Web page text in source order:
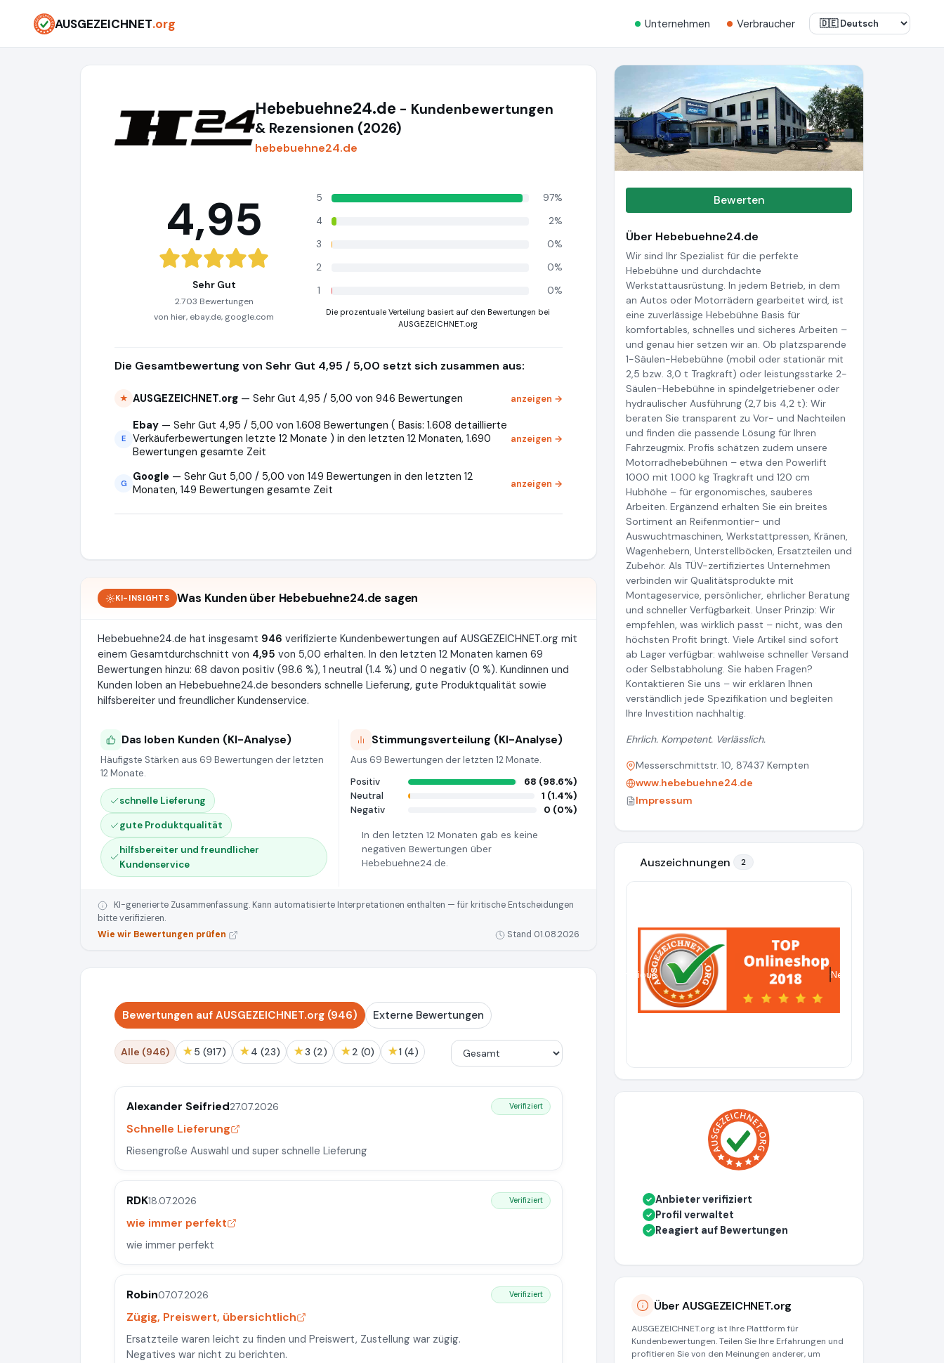
AUSGEZEICHNET.org Unternehmen Verbraucher
Hebebuehne24.de - Kundenbewertungen
& Rezensionen (2026)
hebebuehne24.de
4,95
Sehr Gut
2.703 Bewertungen
von hier, ebay.de, google.com
5
97%
4
2%
3
0%
2
0%
1
0%
Die prozentuale Verteilung basiert auf den Bewertungen bei
AUSGEZEICHNET.org
Die Gesamtbewertung von Sehr Gut 4,95 / 5,00 setzt sich zusammen aus:
★ AUSGEZEICHNET.org — Sehr Gut 4,95 / 5,00 von 946 Bewertungen anzeigen →
E
Ebay — Sehr Gut 4,95 / 5,00 von 1.608 Bewertungen ( Basis: 1.608 detaillierte
Verkäuferbewertungen letzte 12 Monate ) in den letzten 12 Monaten, 1.690
Bewertungen gesamte Zeit
anzeigen →
G Google — Sehr Gut 5,00 / 5,00 von 149 Bewertungen in den letzten 12
Monaten, 149 Bewertungen gesamte Zeit
anzeigen →
KI-INSIGHTS Was Kunden über Hebebuehne24.de sagen
Hebebuehne24.de hat insgesamt 946 verifizierte Kundenbewertungen auf AUSGEZEICHNET.org mit
einem Gesamtdurchschnitt von 4,95 von 5,00 erhalten. In den letzten 12 Monaten kamen 69
Bewertungen hinzu: 68 davon positiv (98.6 %), 1 neutral (1.4 %) und 0 negativ (0 %). Kundinnen und
Kunden loben an Hebebuehne24.de besonders schnelle Lieferung, gute Produktqualität sowie
hilfsbereiter und freundlicher Kundenservice.
Das loben Kunden (KI-Analyse)
Häufigste Stärken aus 69 Bewertungen der letzten
12 Monate.
schnelle Lieferung
gute Produktqualität
hilfsbereiter und freundlicher
Kundenservice
Stimmungsverteilung (KI-Analyse)
Aus 69 Bewertungen der letzten 12 Monate.
Positiv
68 (98.6%)
Neutral
1 (1.4%)
Negativ
0 (0%)
In den letzten 12 Monaten gab es keine
negativen Bewertungen über
Hebebuehne24.de.
KI-generierte Zusammenfassung. Kann automatisierte Interpretationen enthalten — für kritische Entscheidungen
bitte verifizieren.
Wie wir Bewertungen prüfen
Stand 01.08.2026
Bewertungen auf AUSGEZEICHNET.org (946) Externe Bewertungen
Alle (946) ★ 5 (917) ★ 4 (23) ★ 3 (2) ★ 2 (0) ★ 1 (4)
Alexander Seifried27.07.2026 Verifiziert
Schnelle Lieferung
Riesengroße Auswahl und super schnelle Lieferung
RDK18.07.2026 Verifiziert
wie immer perfekt
wie immer perfekt
Robin07.07.2026 Verifiziert
Zügig, Preiswert, übersichtlich
Ersatzteile waren leicht zu finden und Preiswert, Zustellung war zügig.
Negatives war nicht zu berichten.
Bewerten
Über Hebebuehne24.de
Wir sind Ihr Spezialist für die perfekte
Hebebühne und durchdachte
Werkstattausrüstung. In jedem Betrieb, in dem
an Autos oder Motorrädern gearbeitet wird, ist
eine zuverlässige Hebebühne Basis für
komfortables, schnelles und sicheres Arbeiten –
und genau hier setzen wir an. Ob platzsparende
1-Säulen-Hebebühne (mobil oder stationär mit
2,5 bzw. 3,0 t Tragkraft) oder leistungsstarke 2-
Säulen-Hebebühne in spindelgetriebener oder
hydraulischer Ausführung (2,7 bis 4,2 t): Wir
beraten Sie transparent zu Vor- und Nachteilen
und finden die passende Lösung für Ihren
Fahrzeugmix. Profis schätzen zudem unsere
Motorradhebebühnen – etwa den Powerlift
1000 mit 1.000 kg Tragkraft und 120 cm
Hubhöhe – für ergonomisches, sauberes
Arbeiten. Ergänzend erhalten Sie ein breites
Sortiment an Reifenmontier- und
Auswuchtmaschinen, Werkstattpressen, Kränen,
Wagenhebern, Unterstellböcken, Ersatzteilen und
Zubehör. Als TÜV-zertifiziertes Unternehmen
verbinden wir Qualitätsprodukte mit
Montageservice, persönlicher, ehrlicher Beratung
und schneller Verfügbarkeit. Unser Prinzip: Wir
empfehlen, was wirklich passt – nicht, was den
höchsten Profit bringt. Viele Artikel sind sofort
ab Lager verfügbar: wahlweise schneller Versand
oder Selbstabholung. Sie haben Fragen?
Kontaktieren Sie uns – wir erklären Ihnen
verständlich jede Spezifikation und begleiten
Ihre Investition nachhaltig.
Ehrlich. Kompetent. Verlässlich.
Messerschmittstr. 10, 87437 Kempten
www.hebebuehne24.de
Impressum
Auszeichnungen 2
Previous Next
✓ Anbieter verifiziert
✓ Profil verwaltet
✓ Reagiert auf Bewertungen
Über AUSGEZEICHNET.org
AUSGEZEICHNET.org ist Ihre Plattform für
Kundenbewertungen. Teilen Sie Ihre Erfahrungen und
profitieren Sie von den Meinungen anderer, um